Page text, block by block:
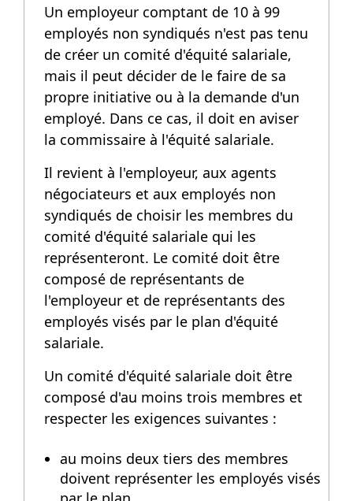
Un employeur comptant de 10 à 99
employés non syndiqués n'est pas tenu
de créer un comité d'équité salariale,
mais il peut décider de le faire de sa
propre initiative ou à la demande d'un
employé. Dans ce cas, il doit en aviser
la commissaire à l'équité salariale.
Il revient à l'employeur, aux agents
négociateurs et aux employés non
syndiqués de choisir les membres du
comité d'équité salariale qui les
représenteront. Le comité doit être
composé de représentants de
l'employeur et de représentants des
employés visés par le plan d'équité
salariale.
Un comité d'équité salariale doit être
composé d'au moins trois membres et
respecter les exigences suivantes :
au moins deux tiers des membres
doivent représenter les employés visés